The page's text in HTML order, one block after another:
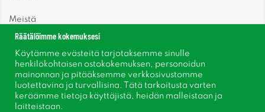
Meistä
Uutiskirje
Tietoja evästeistä
Räätälöimme kokemuksesi
Käytämme evästeitä tarjotaksemme sinulle
henkilökohtaisen ostokokemuksen, personoidun
mainonnan ja pitääksemme verkkosivustomme
luotettavina ja turvallisina. Tätä tarkoitusta varten
keräämme tietoja käyttäjistä, heidän malleistaan ​​ja
laitteistaan.